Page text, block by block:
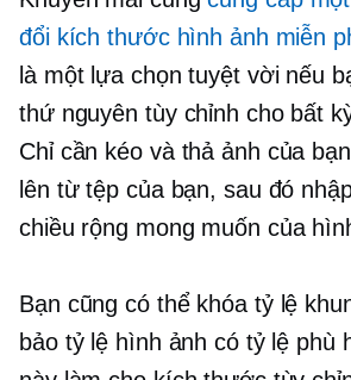
đổi kích thước hình ảnh miễn
là một lựa chọn tuyệt vời nếu
thứ nguyên tùy chỉnh cho bất
Chỉ cần kéo và thả ảnh của
lên từ tệp của bạn, sau đó
chiều rộng mong muốn của
Bạn cũng có thể khóa tỷ lệ
bảo tỷ lệ hình ảnh có tỷ lệ phù